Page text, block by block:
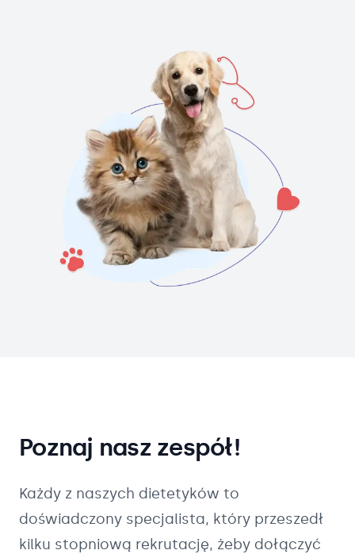
Poznaj nasz zespół!
Każdy z naszych dietetyków to
doświadczony specjalista, który przeszedł
kilku stopniową rekrutację, żeby dołączyć